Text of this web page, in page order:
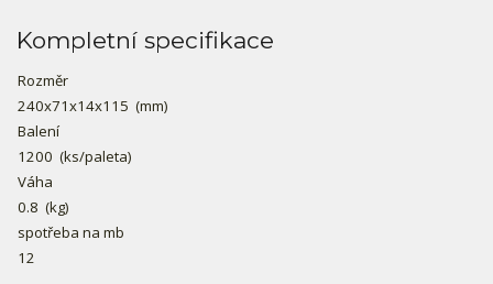
Kompletní specifikace
Rozměr
240x71x14x115 (mm)
Balení
1200 (ks/paleta)
Váha
0.8 (kg)
spotřeba na mb
12